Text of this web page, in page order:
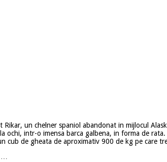
un chelner spaniol abandonat in mijlocul
intr-o imensa barca galbena, in forma de
cub de gheata de aproximativ 900 de kg pe care